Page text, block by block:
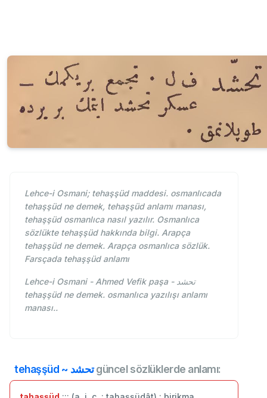
Lehce-i Osmani; tehaşşüd maddesi. osmanlıcada
tehaşşüd ne demek, tehaşşüd anlamı manası,
tehaşşüd osmanlıca nasıl yazılır. Osmanlıca
sözlükte tehaşşüd hakkında bilgi. Arapça
tehaşşüd ne demek. Arapça osmanlıca sözlük.
Farsçada tehaşşüd anlamı
Lehce-i Osmani - Ahmed Vefik paşa - تحشد
tehaşşüd ne demek. osmanlıca yazılışı anlamı
manası..
tehaşşüd ~ تحشدgüncel sözlüklerde anlamı: